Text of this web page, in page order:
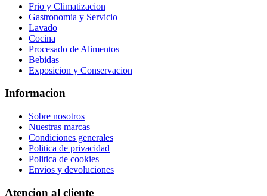
Frio y Climatizacion
Gastronomia y Servicio
Lavado
Cocina
Procesado de Alimentos
Bebidas
Exposicion y Conservacion
Informacion
Sobre nosotros
Nuestras marcas
Condiciones generales
Politica de privacidad
Politica de cookies
Envios y devoluciones
Atencion al cliente